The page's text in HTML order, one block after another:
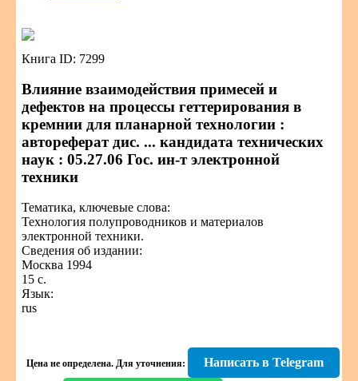
Книга ID: 7299
Влияние взаимодействия примесей и
дефектов на процессы геттерирования в
кремнии для планарной технологии :
автореферат дис. ... кандидата технических
наук : 05.27.06 Гос. ин-т электронной
техники
Тематика, ключевые слова:
Технология полупроводников и материалов
электронной техники.
Сведения об издании:
Москва 1994
15 с.
Язык:
rus
Цена не определена. Для уточнения: Написать в Telegram